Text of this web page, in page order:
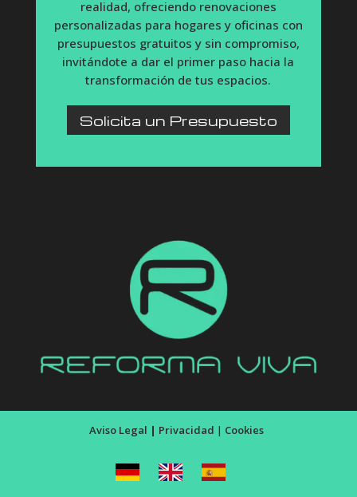
realidad, ofreciendo renovaciones
personalizadas para hogares y oficinas con
presupuestos gratuitos y sin compromiso,
invitándote a dar el primer paso hacia la
transformación de tus espacios.
Solicita un Presupuesto
Aviso Legal | Privacidad | Cookies